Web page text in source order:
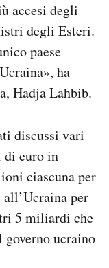
accesi degli
degli Esteri.
paese
ha
Hadja Lahbib.
discussi vari
euro in
ciascuna per
per
5 miliardi che
governo ucraino